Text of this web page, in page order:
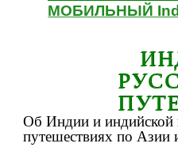
МОБИЛЬНЫЙ
Об Индии и индийской
путешествиях по Азии